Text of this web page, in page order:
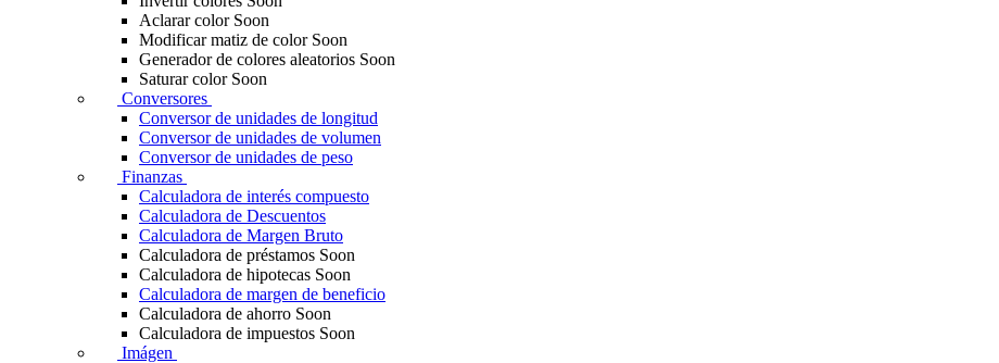
Aclarar color Soon
Modificar matiz de color Soon
Generador de colores aleatorios Soon
Saturar color Soon
Conversores
Conversor de unidades de longitud
Conversor de unidades de volumen
Conversor de unidades de peso
Finanzas
Calculadora de interés compuesto
Calculadora de Descuentos
Calculadora de Margen Bruto
Calculadora de préstamos Soon
Calculadora de hipotecas Soon
Calculadora de margen de beneficio
Calculadora de ahorro Soon
Calculadora de impuestos Soon
Imágen